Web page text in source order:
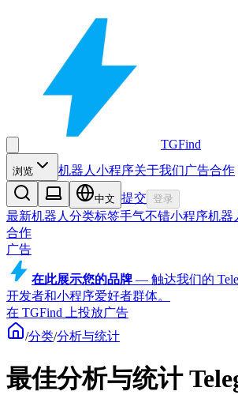
TGFind
浏览 机器人 小程序关于我们广告合作
中文 提交 登录
最新机器人 分类标签手气不错小程序机器
合作
广告
在此展示您的品牌 — 触达我们的
开发者和小程序爱好者群体。
在 TGFind 上投放广告
/分类/分析与统计
最佳分析与统计